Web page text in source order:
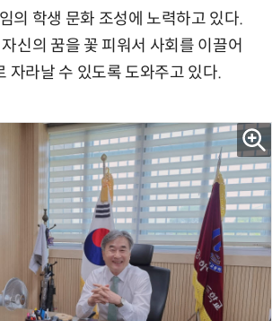
의 학생 문화 조성에 노력하고 있다.
신의 꿈을 꽃 피워서 사회를 이끌어
자라날 수 있도록 도와주고 있다.